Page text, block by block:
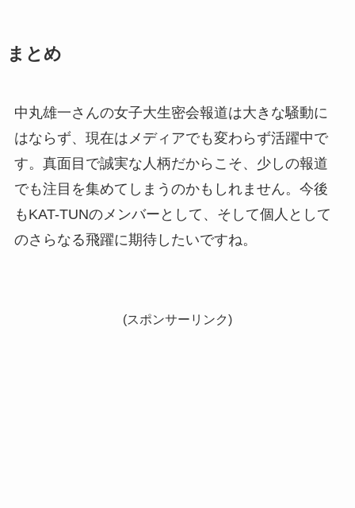
まとめ
中丸雄一さんの女子大生密会報道は大きな騒動に
はならず、現在はメディアでも変わらず活躍中で
す。真面目で誠実な人柄だからこそ、少しの報道
でも注目を集めてしまうのかもしれません。今後
もKAT-TUNのメンバーとして、そして個人として
のさらなる飛躍に期待したいですね。
(スポンサーリンク)